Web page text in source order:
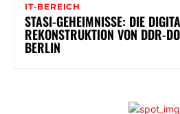
IT-BEREICH
STASI-GEHEIMNISSE: DIE
REKONSTRUKTION VON DDR-
BERLIN